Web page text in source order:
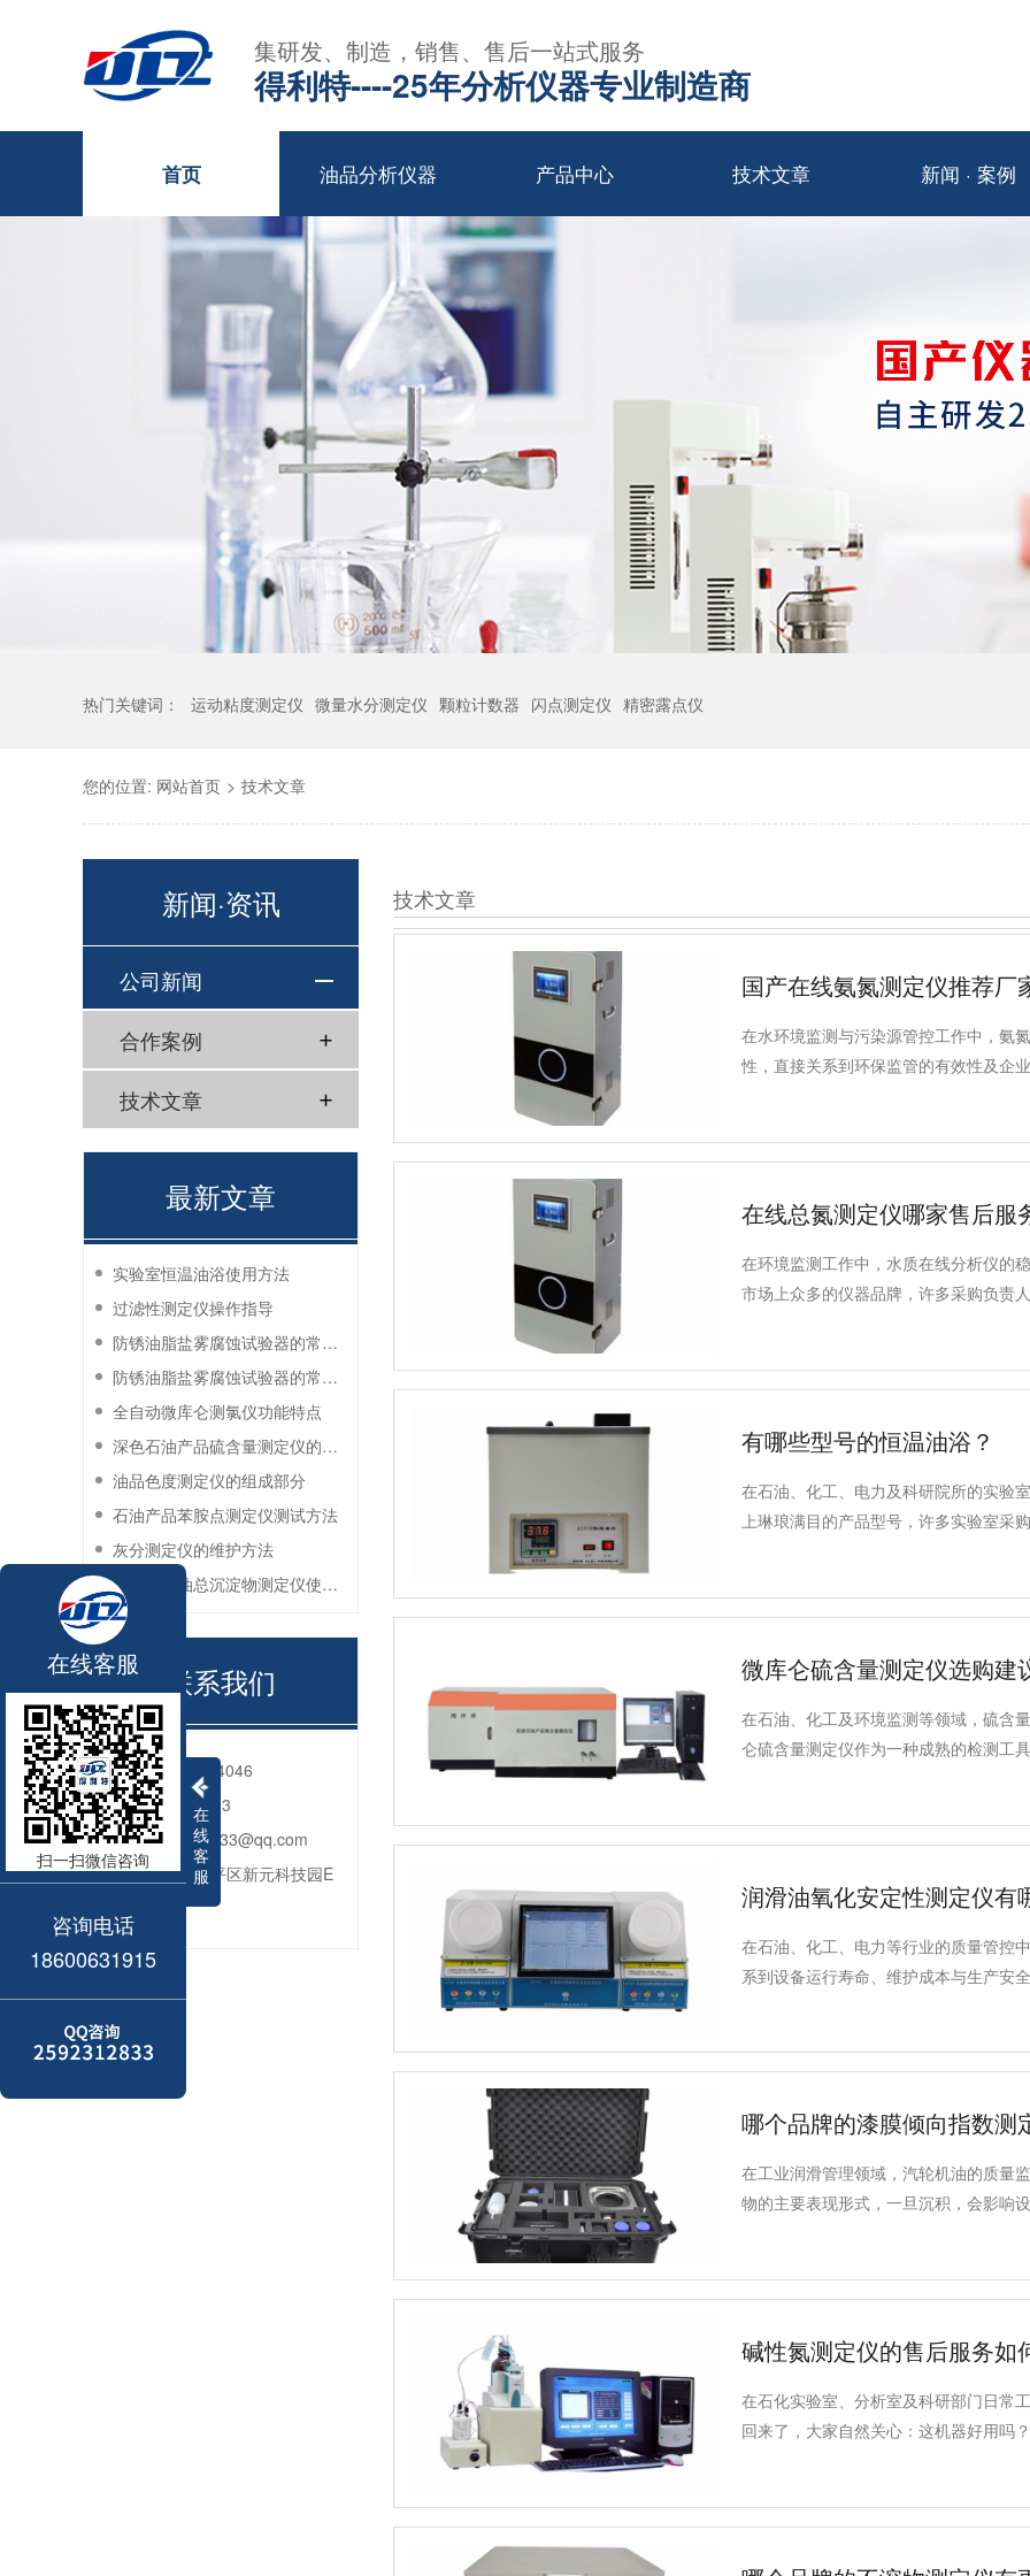
集研发、制造，销售、售后一站式服务
得利特----25年分析仪器专业制造商
首页 油品分析仪器 产品中心 技术文章 新闻 · 案例
热门关键词： 运动粘度测定仪 微量水分测定仪 颗粒计数器 闪点测定仪 精密露点仪
您的位置: 网站首页 > 技术文章
技术文章
国产在线氨氮测定仪推荐厂
在水环境监测与污染源管控工作中，氨
性，直接关系到环保监管的有效性及企
在线总氮测定仪哪家售后服
在环境监测工作中，水质在线分析仪的
市场上众多的仪器品牌，许多采购负责
有哪些型号的恒温油浴？
在石油、化工、电力及科研院所的实验
上琳琅满目的产品型号，许多实验室采
微库仑硫含量测定仪选购建
在石油、化工及环境监测等领域，硫含
仑硫含量测定仪作为一种成熟的检测工
润滑油氧化安定性测定仪有
在石油、化工、电力等行业的质量管控
系到设备运行寿命、维护成本与生产安
哪个品牌的漆膜倾向指数测
在工业润滑管理领域，汽轮机油的质量
物的主要表现形式，一旦沉积，会影响
碱性氮测定仪的售后服务如
在石化实验室、分析室及科研部门日常
回来了，大家自然关心：这机器好用吗
新闻·资讯
公司新闻
合作案例
技术文章
最新文章
实验室恒温油浴使用方法
过滤性测定仪操作指导
防锈油脂盐雾腐蚀试验器的常见故障与解决方法
防锈油脂盐雾腐蚀试验器的常见故障与解决方法
全自动微库仑测氯仪功能特点
深色石油产品硫含量测定仪的工作环境要求
油品色度测定仪的组成部分
石油产品苯胺点测定仪测试方法
灰分测定仪的维护方法
残渣燃料油总沉淀物测定仪使用注意事项
联系我们
电话：010-80764046
QQ：2592312833
邮箱：2592312833@qq.com
地址：北京市昌平区新元科技园E
在
线
客
服
在线客服
扫一扫微信咨询
咨询电话
18600631915